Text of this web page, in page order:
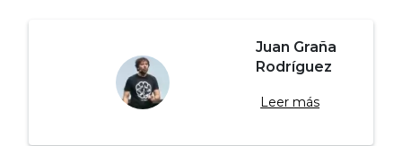
Juan Graña
Rodríguez
Leer más